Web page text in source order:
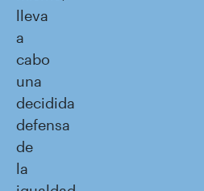
lleva
a
cabo
una
decidida
defensa
de
la